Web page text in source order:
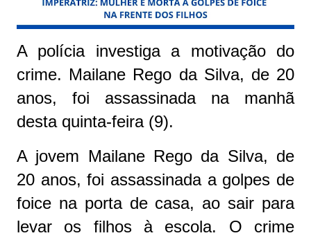
A polícia investiga a motivação do
crime. Mailane Rego da Silva, de 20
anos, foi assassinada na manhã
desta quinta-feira (9).
A jovem Mailane Rego da Silva, de
20 anos, foi assassinada a golpes de
foice na porta de casa, ao sair para
levar os filhos à escola. O crime